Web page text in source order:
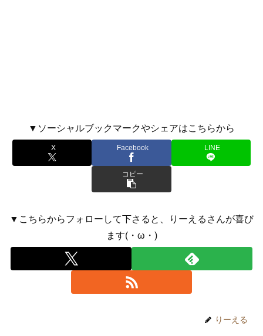
▼ソーシャルブックマークやシェアはこちらから
X Facebook LINE
コピー
▼こちらからフォローして下さると、りーえるさんが喜び
ます(・ω・)
りーえる